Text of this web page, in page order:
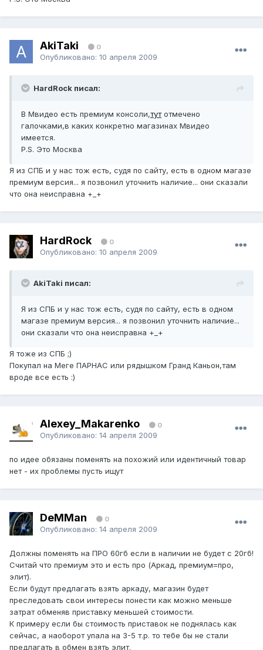
AkiTaki 0
Опубликовано: 10 апреля 2009
HardRock писал:
В Мвидео есть премиум консоли,тутотмечено
галочками,в каких конкретно магазинах Мвидео
имеется.
P.S. Это Москва
Я из СПБ и у нас тож есть, судя по сайту, есть в одном магазе
премиум версия... я позвонил уточнить наличие... они сказали
что она неисправна +_+
HardRock 0
Опубликовано: 10 апреля 2009
AkiTaki писал:
Я из СПБ и у нас тож есть, судя по сайту, есть в одном
магазе премиум версия... я позвонил уточнить наличие...
они сказали что она неисправна +_+
Я тоже из СПБ ;)
Покупал на Меге ПАРНАС или рядышком Гранд Каньон,там
вроде все есть :)
Alexey_Makarenko 0
Опубликовано: 14 апреля 2009
по идее обязаны поменять на похожий или идентичный товар
нет - их проблемы пусть ищут
DeMMan 0
Опубликовано: 14 апреля 2009
Должны поменять на ПРО 60гб если в наличии не будет с 20гб!
Считай что премиум это и есть про (Аркад, премиум=про,
элит).
Если будут предлагать взять аркаду, магазин будет
преследовать свои интересы понести как можно меньше
затрат обменяв приставку меньшей стоимости.
К примеру если бы стоимость приставок не поднялась как
сейчас, а наоборот упала на 3-5 т.р. то тебе бы не стали
предлагать в обмен взять элит.